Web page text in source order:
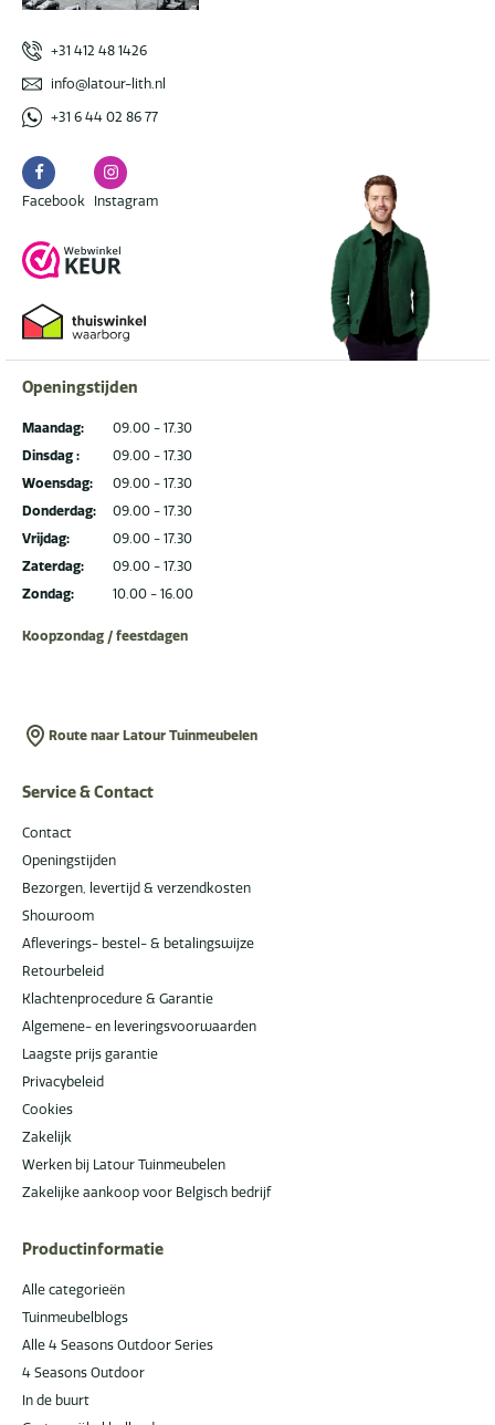
+31 412 48 1426
info@latour-lith.nl
+31 6 44 02 86 77
Facebook
Facebook
Instagram
Instagram
Openingstijden
Maandag:
Dinsdag :
Woensdag:
Donderdag:
Vrijdag:
Zaterdag:
Zondag:
09.00 - 17.30
09.00 - 17.30
09.00 - 17.30
09.00 - 17.30
09.00 - 17.30
09.00 - 17.30
10.00 - 16.00
Koopzondag / feestdagen
Route naar Latour Tuinmeubelen
Service & Contact
Contact
Openingstijden
Bezorgen, levertijd & verzendkosten
Showroom
Afleverings- bestel- & betalingswijze
Retourbeleid
Klachtenprocedure & Garantie
Algemene- en leveringsvoorwaarden
Laagste prijs garantie
Privacybeleid
Cookies
Zakelijk
Werken bij Latour Tuinmeubelen
Zakelijke aankoop voor Belgisch bedrijf
Productinformatie
Alle categorieën
Tuinmeubelblogs
Alle 4 Seasons Outdoor Series
4 Seasons Outdoor
In de buurt